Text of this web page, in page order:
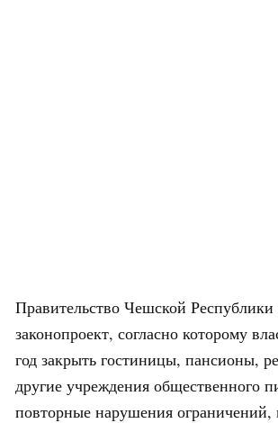
Правительство Чешской
законопроект, согласно которому
год закрыть гостиницы, пансионы,
другие учреждения общественного
повторные нарушения ограничений,